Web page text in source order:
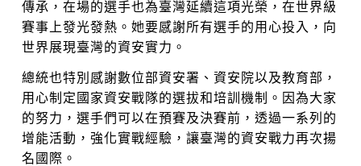
傳承，在場的選手也為臺灣延續這項光榮，在世界級
賽事上發光發熱。她要感謝所有選手的用心投入，向
世界展現臺灣的資安實力。
總統也特別感謝數位部資安署、資安院以及教育部，
用心制定國家資安戰隊的選拔和培訓機制。因為大家
的努力，選手們可以在預賽及決賽前，透過一系列的
增能活動，強化實戰經驗，讓臺灣的資安戰力再次揚
名國際。